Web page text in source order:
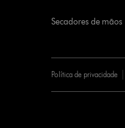
Secadores de mãos
Política de privacidade